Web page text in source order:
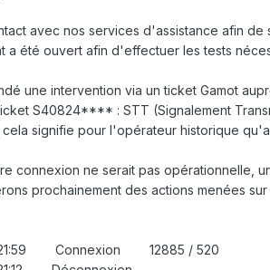
avec nos services d'assistance afin de
a été ouvert afin d'effectuer les tests
une intervention via un ticket Gamot
S40824**** : STT (Signalement
signifie pour l'opérateur historique
connexion ne serait pas opérationnelle,
prochainement des actions menées
Connexion 12885 / 520